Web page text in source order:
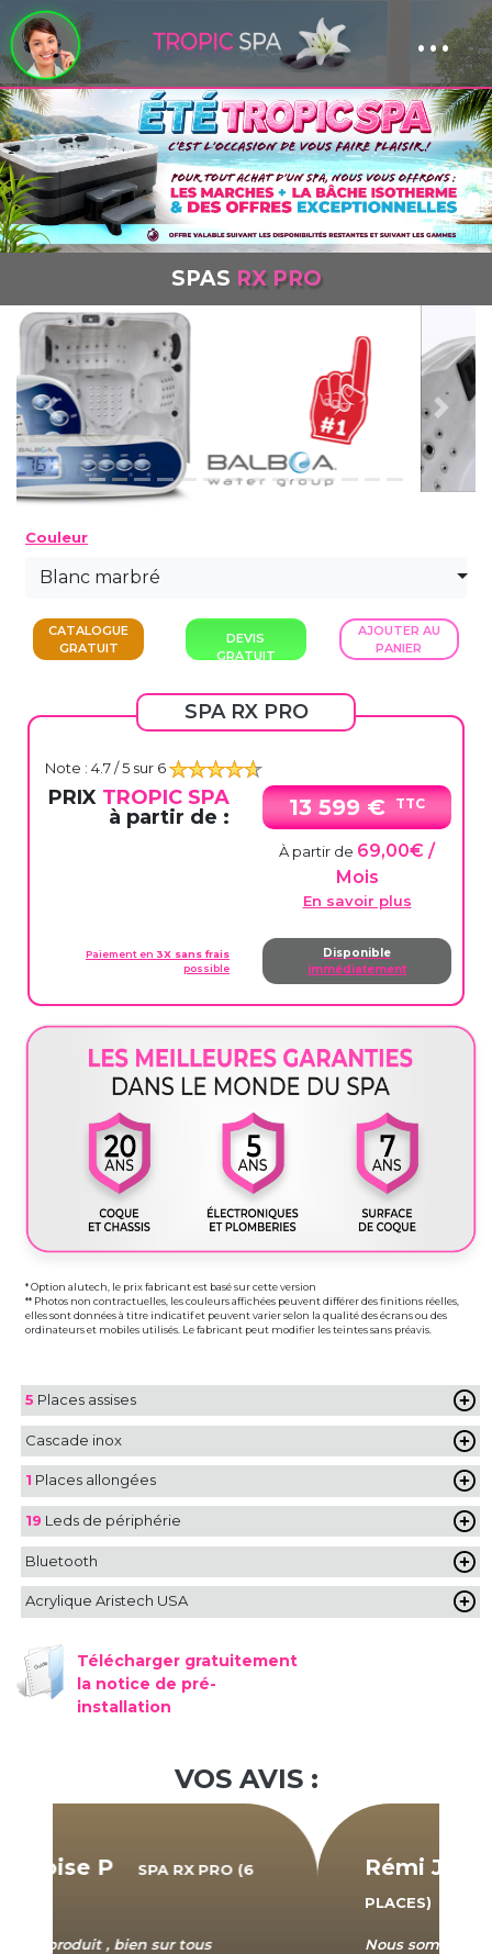
Panneau de gestion des cookies ...
SPAS RX PRO
Previous Next
Couleur
Blanc marbré
CATALOGUE
GRATUIT
DEVIS
GRATUIT
AJOUTER AU
PANIER
SPA RX PRO
Note : 4.7/ 5 sur 6
PRIX TROPIC SPA
à partir de :
13 599 € TTC
À partir de 69,00€ /
Mois
En savoir plus
Paiement en 3X sans frais
possible
Disponible
immédiatement
* Option alutech, le prix fabricant est basé sur cette version
** Photos non contractuelles, les couleurs affichées peuvent différer des finitions réelles,
elles sont données à titre indicatif et peuvent varier selon la qualité des écrans ou des
ordinateurs et mobiles utilisés. Le fabricant peut modifier les teintes sans préavis.
5 Places assises
Cascade inox
1 Places allongées
19 Leds de périphérie
Bluetooth
Acrylique Aristech USA
Télécharger gratuitement
la notice de pré-
installation
VOS AVIS :
Rémi Jouve
SPA RX PRO (6
Nous sommes entièrement satisfaits